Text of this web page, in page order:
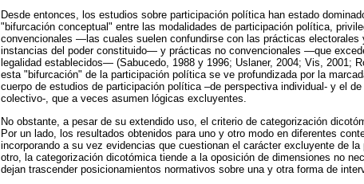
Desde entonces, los estudios sobre participación política han estado
"bifurcación conceptual" entre las modalidades de participación política,
convencionales —las cuales suelen confundirse con las prácticas
instancias del poder constituido— y prácticas no convencionales —que
legalidad establecidos— (Sabucedo, 1988 y 1996; Uslaner, 2004; Vis, 2001;
esta "bifurcación" de la participación política se ve profundizada por la
cuerpo de estudios de participación política –de perspectiva individual- y el
colectivo-, que a veces asumen lógicas excluyentes.
No obstante, a pesar de su extendido uso, el criterio de categorización
Por un lado, los resultados obtenidos para uno y otro modo en diferentes
incorporando a su vez evidencias que cuestionan el carácter excluyente de
otro, la categorización dicotómica tiende a la oposición de dimensiones no
dejan trascender posicionamientos normativos sobre una y otra forma de